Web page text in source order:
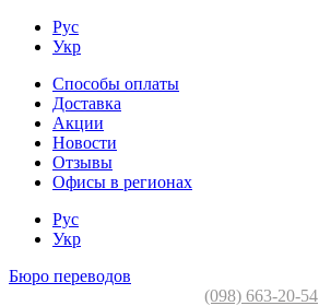
Рус
Укр
Способы оплаты
Доставка
Акции
Новости
Отзывы
Офисы в регионах
Рус
Укр
Бюро переводов
(098) 663-20-54